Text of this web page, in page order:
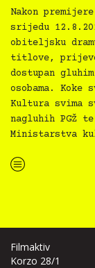
Nakon
srijedu
obiteljsku
titlove,
dostupan
osobama. Koke
Kultura svima
nagluhih PGŽ
Ministarstva
“Koke svima — inkluzivna Film svima x Kino Mediteran projekcija u Ljetnom kinu Bačvice”
Filmaktiv
Korzo 28/1